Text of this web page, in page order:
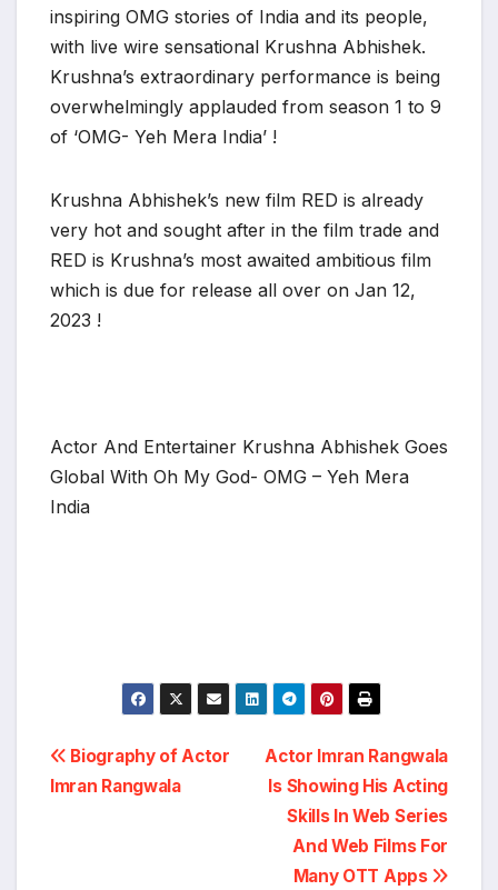
inspiring OMG stories of India and its people,
with live wire sensational Krushna Abhishek.
Krushna’s extraordinary performance is being
overwhelmingly applauded from season 1 to 9
of ‘OMG- Yeh Mera India’ !
Krushna Abhishek’s new film RED is already
very hot and sought after in the film trade and
RED is Krushna’s most awaited ambitious film
which is due for release all over on Jan 12,
2023 !
Actor And Entertainer Krushna Abhishek Goes
Global With Oh My God- OMG – Yeh Mera
India
Post
navigation
Actor Imran Rangwala
Is Showing His Acting
Skills In Web Series
And Web Films For
Many OTT Apps
Biography of Actor
Imran Rangwala